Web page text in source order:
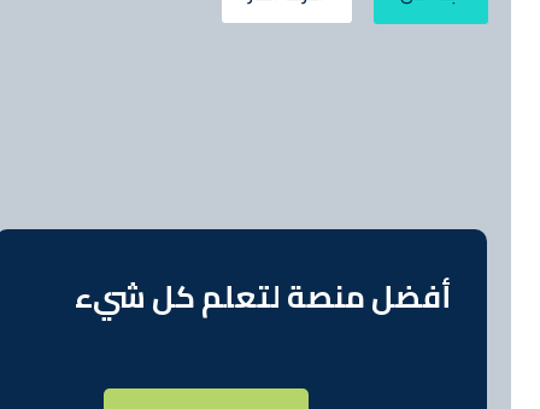
أفضل منصة لتعلم كل شيء